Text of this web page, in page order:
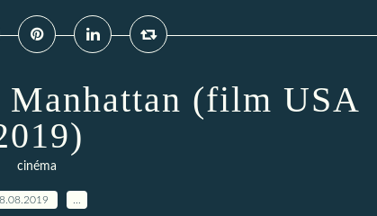
Manhattan (film USA
cinéma